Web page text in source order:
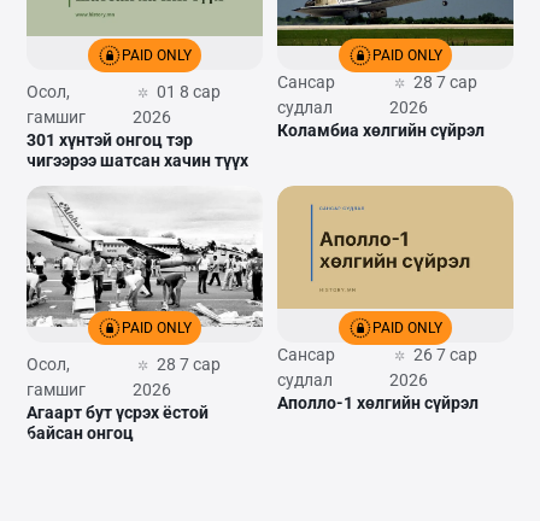
PAID ONLY
Осол,
гамшиг
01 8 сар
2026
301 хүнтэй онгоц тэр
чигээрээ шатсан хачин түүх
PAID ONLY
Сансар
судлал
28 7 сар
2026
Коламбиа хөлгийн сүйрэл
PAID ONLY
Осол,
гамшиг
28 7 сар
2026
Агаарт бут үсрэх ёстой
байсан онгоц
PAID ONLY
Сансар
судлал
26 7 сар
2026
Аполло-1 хөлгийн сүйрэл